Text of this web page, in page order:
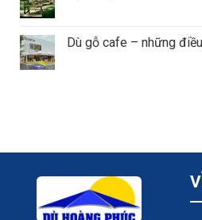
Dù gỗ cafe – những